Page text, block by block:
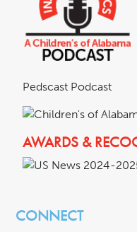
Pedscast Podcast
AWARDS &
CONNECT